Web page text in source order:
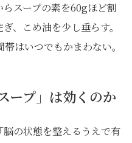
スープの素を60gほど割
、こめ油を少し垂らす。
はいつでもかまわない。
ープ」は効くのか
の状態を整えるうえで有